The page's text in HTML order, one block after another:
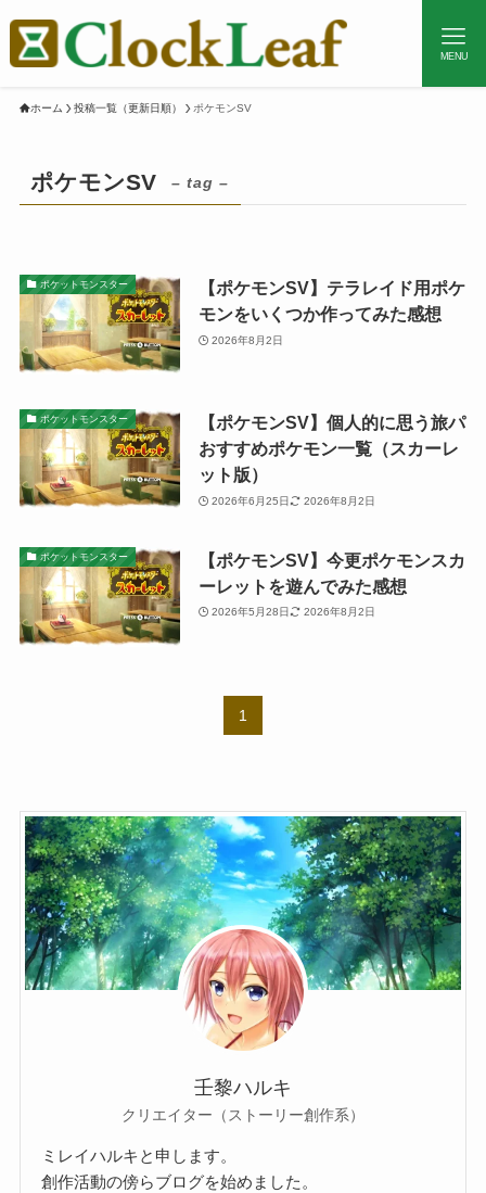
MENU
ホーム 投稿一覧（更新日順） ポケモンSV
ポケモンSV – tag –
ポケットモンスター
【ポケモンSV】テラレイド用ポケ
モンをいくつか作ってみた感想
2026年8月2日
ポケットモンスター
【ポケモンSV】個人的に思う旅パ
おすすめポケモン一覧（スカーレ
ット版）
2026年6月25日 2026年8月2日
ポケットモンスター
【ポケモンSV】今更ポケモンスカ
ーレットを遊んでみた感想
2026年5月28日 2026年8月2日
1
壬黎ハルキ
クリエイター（ストーリー創作系）
ミレイハルキと申します。
創作活動の傍らブログを始めました。